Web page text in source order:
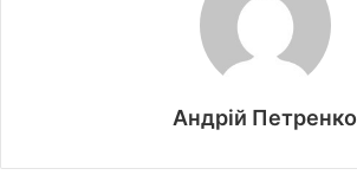
Андрій Петренко